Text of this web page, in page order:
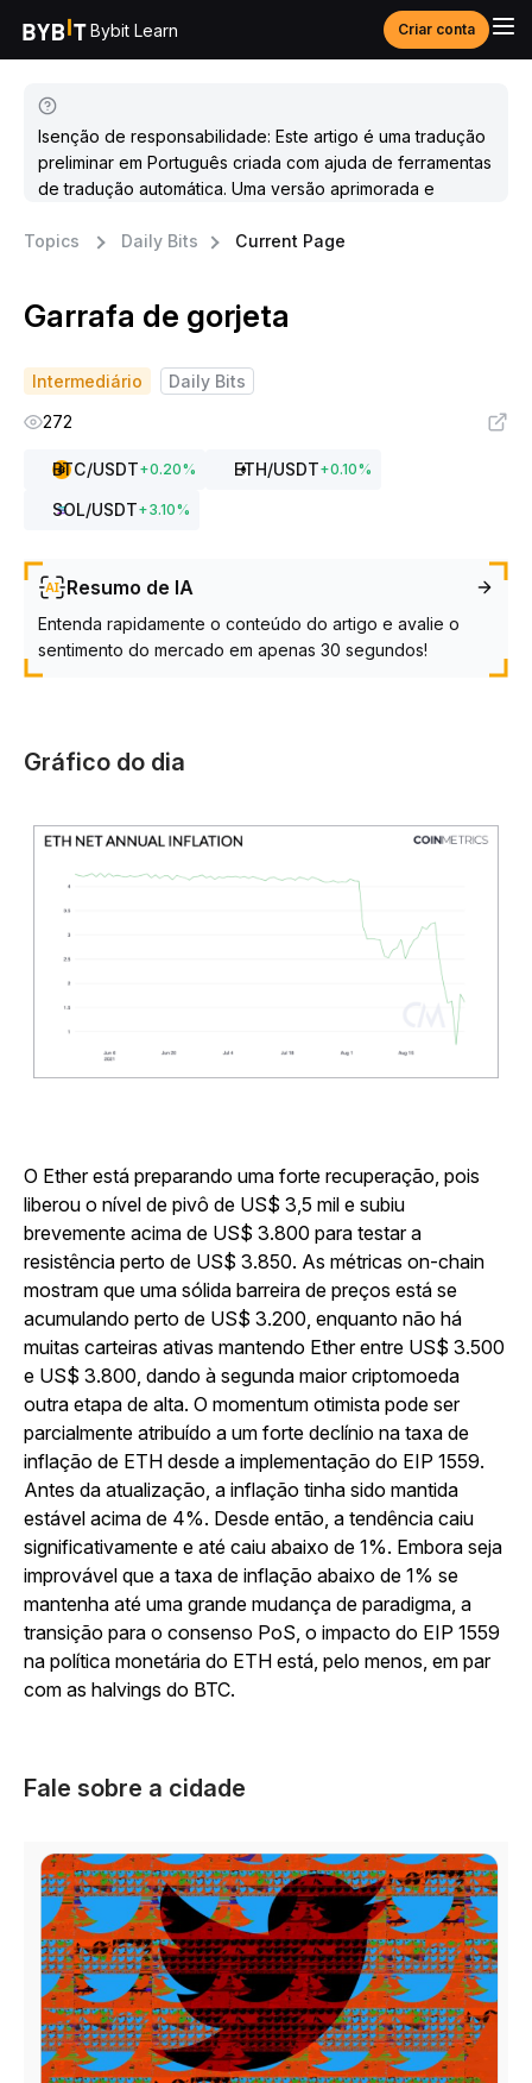
Bybit Learn Criar conta
Isenção de responsabilidade: Este artigo é uma tradução
preliminar em Português criada com ajuda de ferramentas
de tradução automática. Uma versão aprimorada e
Topics
Daily Bits Current Page
Garrafa de gorjeta
Intermediário
Daily Bits
272
BTC/USDT+0.20% ETH/USDT+0.10%
SOL/USDT+3.10%
Resumo de IA
Entenda rapidamente o conteúdo do artigo e avalie o
sentimento do mercado em apenas 30 segundos!
Gráfico do dia
O Ether está preparando uma forte recuperação, pois
liberou o nível de pivô de US$ 3,5 mil e subiu
brevemente acima de US$ 3.800 para testar a
resistência perto de US$ 3.850. As métricas on-chain
mostram que uma sólida barreira de preços está se
acumulando perto de US$ 3.200, enquanto não há
muitas carteiras ativas mantendo Ether entre US$ 3.500
e US$ 3.800, dando à segunda maior criptomoeda
outra etapa de alta. O momentum otimista pode ser
parcialmente atribuído a um forte declínio na taxa de
inflação de ETH desde a implementação do EIP 1559.
Antes da atualização, a inflação tinha sido mantida
estável acima de 4%. Desde então, a tendência caiu
significativamente e até caiu abaixo de 1%. Embora seja
improvável que a taxa de inflação abaixo de 1% se
mantenha até uma grande mudança de paradigma, a
transição para o consenso PoS, o impacto do EIP 1559
na política monetária do ETH está, pelo menos, em par
com as halvings do BTC.
Fale sobre a cidade